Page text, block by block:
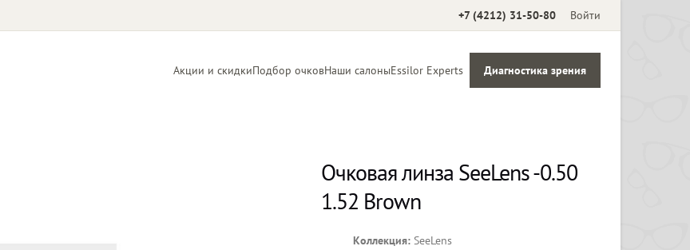
+7 (4212) 31-50-80 Войти
Акции и скидкиПодбор очковНаши салоныEssilor Experts Диагностика зрения
Очковая линза SeeLens -0.50
1.52 Brown
Коллекция: SeeLens